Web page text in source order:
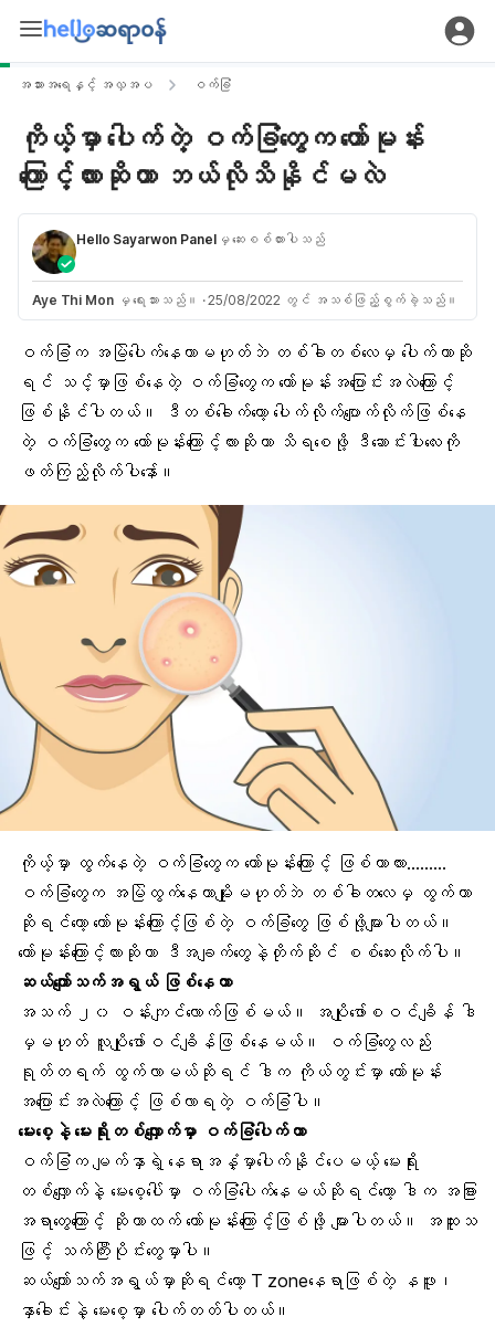
အသားအရေနှင့် အလှအပ ဝက်ခြံ
ကိုယ့်မှာ ပေါက်တဲ့ ဝက်ခြံတွေက ဟော်မုန်း
ကြောင့်လားဆိုတာ ဘယ်လိုသိနိုင်မလဲ
Hello Sayarwon Panelမှ ဆေးစစ်ထားပါသည်
Aye Thi Monမှ ရေးသားသည်။ ·25/08/2022 တွင် အသစ်ဖြည့်စွက်ခဲ့သည်။
ဝက်ခြံက အမြဲပေါက်နေတာမဟုတ်ဘဲ တစ်ခါတစ်လေမှ ပေါက်တာဆို
ရင် သင့်မှာဖြစ်နေတဲ့ ဝက်ခြံတွေက ဟော်မုန်း အပြောင်းအလဲကြောင့်
ဖြစ်နိုင်ပါတယ်။ ဒီတစ်ခေါက်တော့ ပေါက်လိုက်ပျောက်လိုက်ဖြစ်နေ
တဲ့ ဝက်ခြံတွေက ဟော်မုန်းကြောင့်လားဆိုတာ သိရစေဖို့ ဒီဆောင်းပါးလေးကို
ဖတ်ကြည့်လိုက်ပါနော်။
ကိုယ့်မှာ ထွက်နေတဲ့ ဝက်ခြံတွေက ဟော်မုန်းကြောင့် ဖြစ်တာလား………
ဝက်ခြံတွေက အမြဲထွက်နေတာမျိုးမဟုတ်ဘဲ တစ်ခါတလေမှ ထွက်တာ
ဆိုရင်တော့ ဟော်မုန်းကြောင့်ဖြစ်တဲ့ ဝက်ခြံတွေ ဖြစ်ဖို့များပါတယ်။
ဟော်မုန်းကြောင့်လားဆိုတာ ဒီအချက်တွေနဲ့တိုက်ဆိုင် စစ်ဆေးလိုက်ပါ။
ဆယ်ကျော်သက်အရွယ် ဖြစ်နေတာ
အသက် ၂၀ ဝန်းကျင်လောက်ဖြစ်မယ်။ အပျိုဖော်စဝင်ချိန် ဒါ
မှမဟုတ် လူပျိုဖော်ဝင်ချိန်ဖြစ်နေမယ်။ ဝက်ခြံတွေလည်း
ရုတ်တရက် ထွက်လာမယ်ဆိုရင် ဒါက ကိုယ်တွင်းမှာ ဟော်မုန်း
အပြောင်းအလဲကြောင့် ဖြစ်လာရတဲ့ ဝက်ခြံပါ။
မေးစေ့နဲ့ မေးရိုးတစ်လျှောက်မှာ ဝက်ခြံပေါက်တာ
ဝက်ခြံက မျက်နှာရဲ့ နေရာအနှံ့မှာပေါက်နိုင်ပေမယ့် မေးရိုး
တစ်လျှောက်နဲ့ မေးစေ့ပေါ်မှာ ဝက်ခြံပေါက်နေမယ်ဆိုရင်တော့ ဒါက အခြား
အရာတွေကြောင့် ဆိုတာထက် ဟော်မုန်းကြောင့်ဖြစ်ဖို့ များပါတယ်။ အထူးသ
ဖြင့် သက်ကြီးပိုင်းတွေမှာပါ။
ဆယ်ကျော်သက်အရွယ်မှာဆိုရင်တော့ T zoneနေရာဖြစ်တဲ့ နဖူး၊
နှာခေါင်းနဲ့ မေးစေ့မှာ ပေါက်တတ်ပါတယ်။